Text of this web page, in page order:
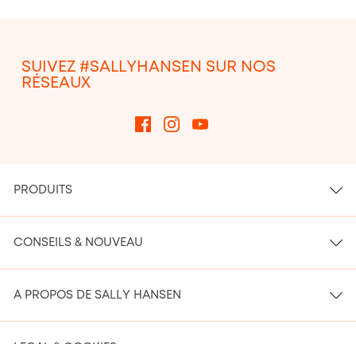
SUIVEZ #SALLYHANSEN SUR NOS
RÉSEAUX
PRODUITS
CONSEILS & NOUVEAU
A PROPOS DE SALLY HANSEN